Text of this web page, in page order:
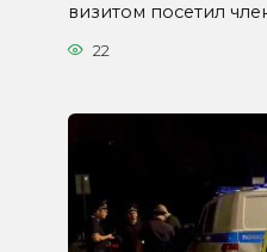
визитом посетил
22